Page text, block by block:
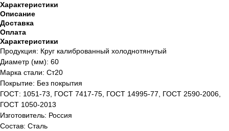
Характеристики
Описание
Доставка
Оплата
Характеристики
Продукция: Круг калиброванный холоднотянутый
Диаметр (мм): 60
Марка стали: Ст20
Покрытие: Без покрытия
ГОСТ: 1051-73, ГОСТ 7417-75, ГОСТ 14995-77, ГОСТ 2590-2006,
ГОСТ 1050-2013
Изготовитель: Россия
Состав: Сталь